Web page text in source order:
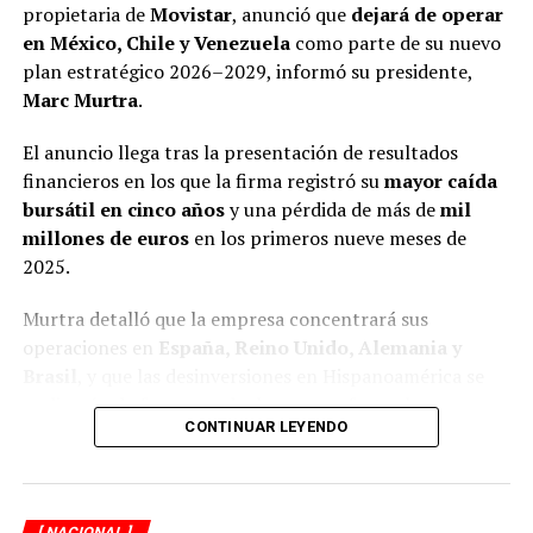
líderes sindicales en México, la gestión de Arturo Zayún
está marcada por decisiones financieras con
mecanismos poco transparentes y que le han permitido
adquirir propiedades inmuebles, realizar negocios con
tener.
Además de su función sindical, Zayún González aparece
vinculado con negocios paralelos y familiares.
reportaje anterior (https://xpectrofm.com/se-empena-
lider-del-sindicato-del-nmp-en-realizar-operaciones-
compraventa de oro, ubicado a una cuadra de una
sucursal del Monte de Piedad, llamado Presta Express.
El flujo de efectivo no declarado ha permitido a dicho
líder sindical, quien mantiene una huelga de más de dos
propietaria deMovistar, anunció que dejará de operar
en México, Chile y Venezuelacomo parte de su nuevo
plan estratégico 2026–2029, informó su presidente,
Marc Murtra.
El anuncio llega tras la presentación de resultados
financieros en los que la firma registró sumayor caída
bursátil en cinco añosy una pérdida de más demil
millones de eurosen los primeros nueve meses de
2025.
Murtra detalló que la empresa concentrará sus
operaciones en España, Reino Unido, Alemania y
realizarán de forma gradual para no afectar las
negociaciones con potenciales compradores.
En México, Telefónica mantiene conversaciones con
Beyond ONE, dueña de
CONTINUAR LEYENDO